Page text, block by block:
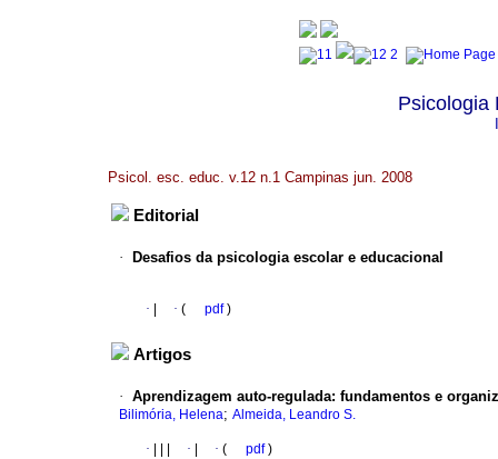
Psicologia
Psicol. esc. educ. v.12 n.1 Campinas jun. 2008
Editorial
· Desafios da psicologia escolar e educacional
· · ( pdf)
Artigos
· Aprendizagem auto-regulada: fundamentos e
Bilimória, Helena; Almeida, Leandro S.
· · · ( pdf)